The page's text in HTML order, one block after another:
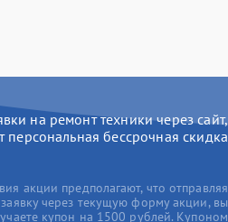
на ремонт техники через сайт,
персональная бессрочная скидка
акции предполагают, что отправляя
заявку через текущую форму акции, вы
купон на 1500 рублей. Купоном